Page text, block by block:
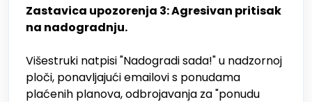
Zastavica upozorenja 3: Agresivan pritisak
na nadogradnju.
Višestruki natpisi "Nadogradi sada!" u nadzornoj
ploči, ponavljajući emailovi s ponudama
plaćenih planova, odbrojavanja za "ponudu